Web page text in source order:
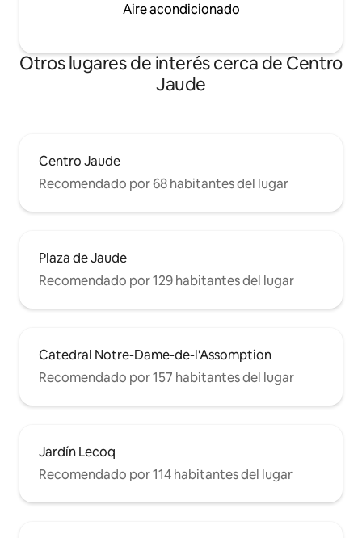
Aire acondicionado
Otros lugares de interés cerca de Centro
Jaude
Centro Jaude
Recomendado por 68 habitantes del lugar
Plaza de Jaude
Recomendado por 129 habitantes del lugar
Catedral Notre-Dame-de-l'Assomption
Recomendado por 157 habitantes del lugar
Jardín Lecoq
Recomendado por 114 habitantes del lugar